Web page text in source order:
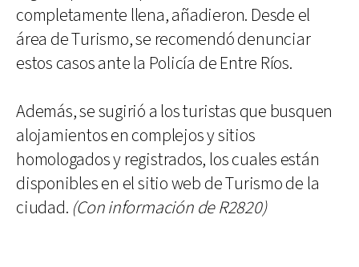
completamente llena, añadieron. Desde el
área de Turismo, se recomendó denunciar
estos casos ante la Policía de Entre Ríos.
Además, se sugirió a los turistas que busquen
alojamientos en complejos y sitios
homologados y registrados, los cuales están
disponibles en el sitio web de Turismo de la
ciudad. (Con información de R2820)